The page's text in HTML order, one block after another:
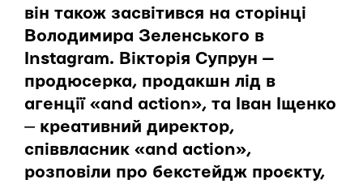
він також засвітився на сторінці
Володимира Зеленського в
Instagram. Вікторія Супрун —
продюсерка, продакшн лід в
агенції «and action», та Іван Іщенко
— креативний директор,
співвласник «and action»,
розповіли про бекстейдж проєкту,